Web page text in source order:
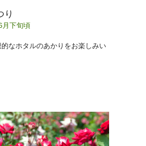
り
月下旬頃
的なホタルのあかりをお楽しみい